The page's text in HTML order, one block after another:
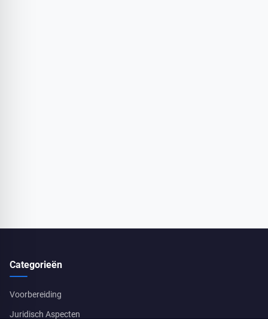
Categorieën
Voorbereiding
Juridisch Aspecten